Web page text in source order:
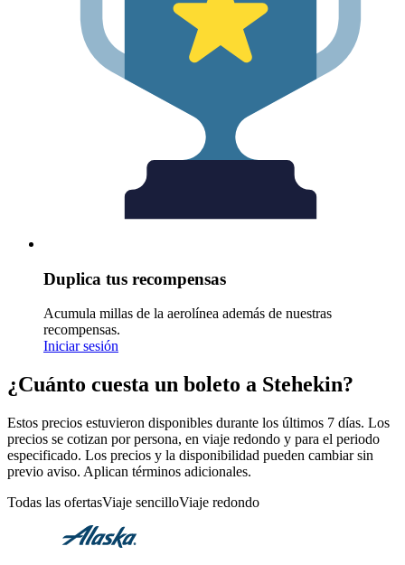
Duplica tus recompensas
Acumula millas de la aerolínea además de nuestras
recompensas.
Iniciar sesión
¿Cuánto cuesta un boleto a Stehekin?
Estos precios estuvieron disponibles durante los últimos 7 días. Los
precios se cotizan por persona, en viaje redondo y para el periodo
especificado. Los precios y la disponibilidad pueden cambiar sin
previo aviso. Aplican términos adicionales.
Todas las ofertasViaje sencilloViaje redondo